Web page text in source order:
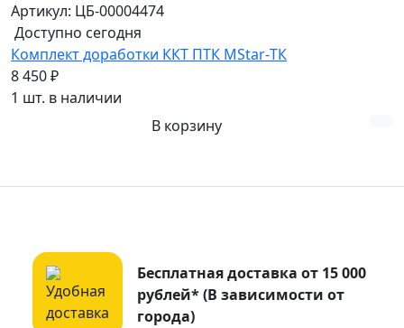
Артикул: ЦБ-00004474
Доступно сегодня
Комплект доработки ККТ ПТК MStar-ТК
8 450 ₽
1 шт. в наличии
В корзину
Бесплатная доставка от 15 000
рублей* (В зависимости от
города)